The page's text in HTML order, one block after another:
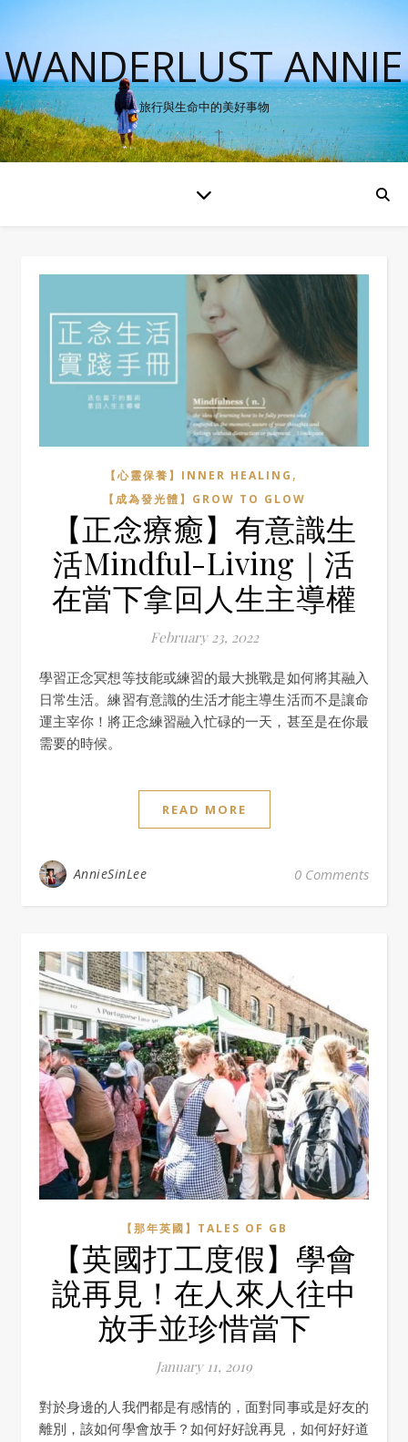
WANDERLUST ANNIE
旅行與生命中的美好事物
【心靈保養】INNER HEALING ,
【成為發光體】GROW TO GLOW
【正念療癒】有意識生
活Mindful-Living｜活
在當下拿回人生主導權
February 23, 2022
學習正念冥想等技能或練習的最大挑戰是如何將其融入
日常生活。練習有意識的生活才能主導生活而不是讓命
運主宰你！將正念練習融入忙碌的一天，甚至是在你最
需要的時候。
READ MORE
AnnieSinLee 0 Comments
【那年英國】TALES OF GB
【英國打工度假】學會
說再見！在人來人往中
放手並珍惜當下
January 11, 2019
對於身邊的人我們都是有感情的，面對同事或是好友的
離別，該如何學會放手？如何好好說再見，如何好好道